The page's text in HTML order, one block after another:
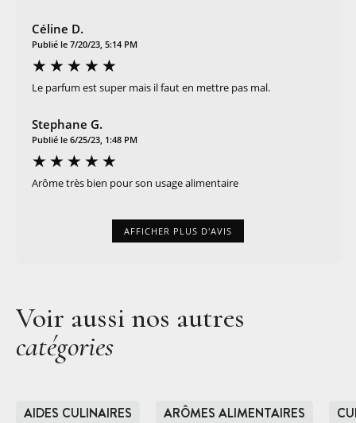
Céline D.
Publié le 7/20/23, 5:14 PM
Le parfum est super mais il faut en mettre pas mal.
Stephane G.
Publié le 6/25/23, 1:48 PM
Arôme très bien pour son usage alimentaire
AFFICHER PLUS D'AVIS
Voir aussi nos autres
catégories
AIDES CULINAIRES ARÔMES ALIMENTAIRES